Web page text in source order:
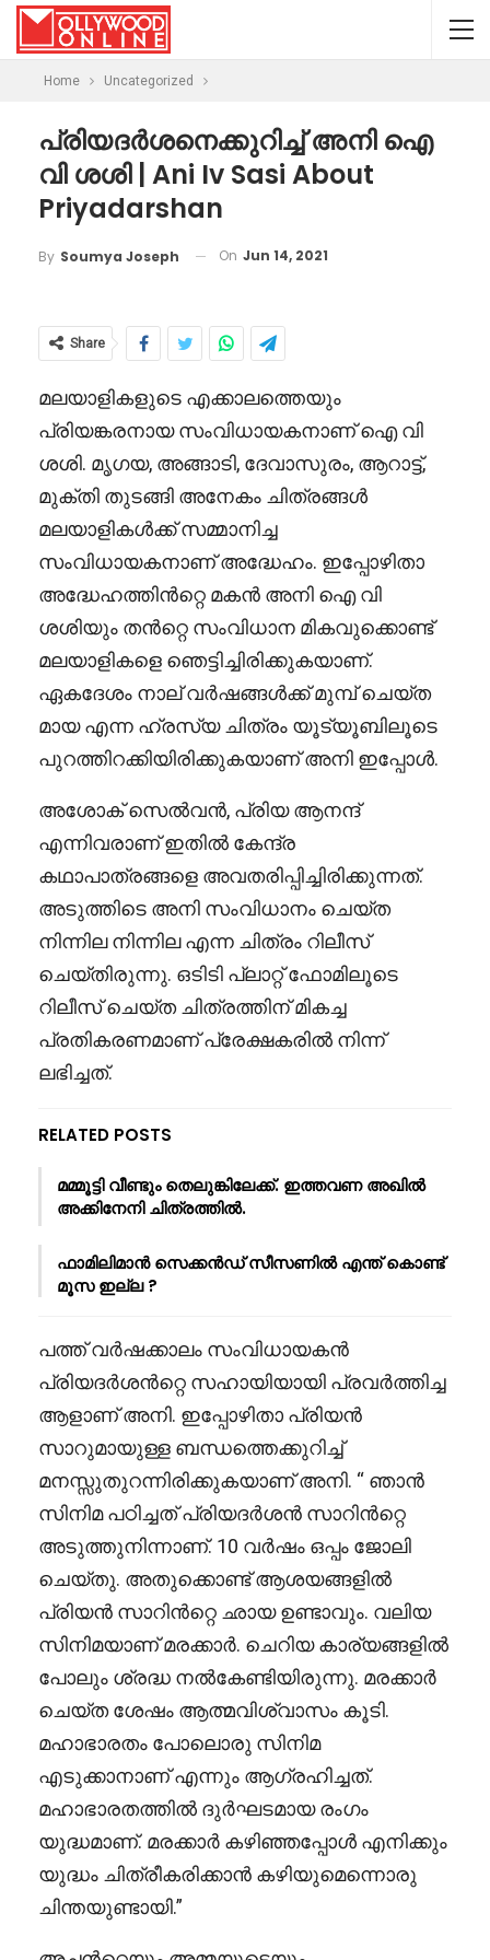
Home Uncategorized
പ്രിയദർശനെക്കുറിച്ച് അനി ഐ
വി ശശി | Ani Iv Sasi About
Priyadarshan
By Soumya Joseph On Jun 14, 2021
Share
മലയാളികളുടെ എക്കാലത്തെയും
പ്രിയങ്കരനായ സംവിധായകനാണ് ഐ വി
ശശി. മൃഗയ, അങ്ങാടി, ദേവാസുരം, ആറാട്ട്,
മുക്തി തുടങ്ങി അനേകം ചിത്രങ്ങൾ
മലയാളികൾക്ക് സമ്മാനിച്ച
സംവിധായകനാണ് അദ്ധേഹം. ഇപ്പോഴിതാ
അദ്ധേഹത്തിൻറ്റെ മകൻ അനി ഐ വി
ശശിയും തൻറ്റെ സംവിധാന മികവുക്കൊണ്ട്
മലയാളികളെ ഞെട്ടിച്ചിരിക്കുകയാണ്.
ഏകദേശം നാല് വർഷങ്ങൾക്ക് മുമ്പ് ചെയ്ത
മായ എന്ന ഹ്രസ്യ ചിത്രം യൂട്യൂബിലൂടെ
പുറത്തിറക്കിയിരിക്കുകയാണ് അനി ഇപ്പോൾ.
അശോക് സെൽവൻ, പ്രിയ ആനന്ദ്
എന്നിവരാണ് ഇതിൽ കേന്ദ്ര
കഥാപാത്രങ്ങളെ അവതരിപ്പിച്ചിരിക്കുന്നത്.
അടുത്തിടെ അനി സംവിധാനം ചെയ്ത
നിന്നില നിന്നില എന്ന ചിത്രം റിലീസ്
ചെയ്തിരുന്നു. ഒടിടി പ്ലാറ്റ് ഫോമിലൂടെ
റിലീസ് ചെയ്ത ചിത്രത്തിന് മികച്ച
പ്രതികരണമാണ് പ്രേക്ഷകരിൽ നിന്ന്
ലഭിച്ചത്.
RELATED POSTS
മമ്മൂട്ടി വീണ്ടും തെലുങ്കിലേക്ക്. ഇത്തവണ അഖിൽ
അക്കിനേനി ചിത്രത്തിൽ.
ഫാമിലിമാൻ സെക്കൻഡ് സീസണിൽ എന്ത് കൊണ്ട്
മൂസ ഇല്ല ?
പത്ത് വർഷക്കാലം സംവിധായകൻ
പ്രിയദർശൻറ്റെ സഹായിയായി പ്രവർത്തിച്ച
ആളാണ് അനി. ഇപ്പോഴിതാ പ്രിയൻ
സാറുമായുള്ള ബന്ധത്തെക്കുറിച്ച്
മനസ്സുതുറന്നിരിക്കുകയാണ് അനി. “ ഞാൻ
സിനിമ പഠിച്ചത് പ്രിയദർശൻ സാറിൻറ്റെ
അടുത്തുനിന്നാണ്. 10 വർഷം ഒപ്പം ജോലി
ചെയ്തു. അതുക്കൊണ്ട് ആശയങ്ങളിൽ
പ്രിയൻ സാറിൻറ്റെ ഛായ ഉണ്ടാവും. വലിയ
സിനിമയാണ് മരക്കാർ. ചെറിയ കാര്യങ്ങളിൽ
പോലും ശ്രദ്ധ നൽകേണ്ടിയിരുന്നു. മരക്കാർ
ചെയ്ത ശേഷം ആത്മവിശ്വാസം കൂടി.
മഹാഭാരതം പോലൊരു സിനിമ
എടുക്കാനാണ് എന്നും ആഗ്രഹിച്ചത്.
മഹാഭാരതത്തിൽ ദുർഘടമായ രംഗം
യുദ്ധമാണ്. മരക്കാർ കഴിഞ്ഞപ്പോൾ എനിക്കും
യുദ്ധം ചിത്രീകരിക്കാൻ കഴിയുമെന്നൊരു
ചിന്തയുണ്ടായി.”